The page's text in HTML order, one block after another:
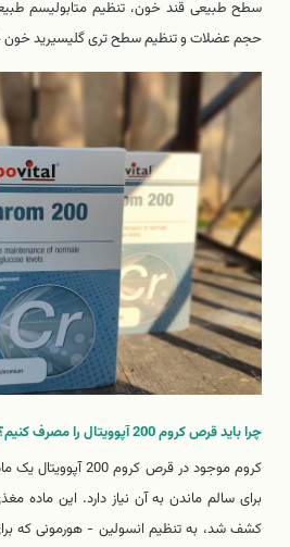
سطح طبیعی قند خون، تنظیم متابولیسم
حجم عضلات و تنظیم سطح تری گلیسیرید
چرا باید قرص کروم 200 آپوویتال را مصرف کنیم؟
کروم موجود در قرص
کشف شد، به تنظیم انسولین - هورمونی که